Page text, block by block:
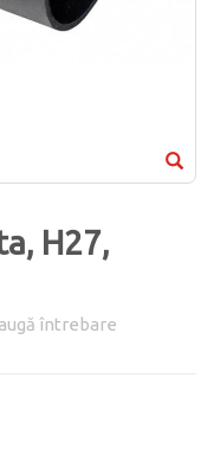
H27,
întrebare